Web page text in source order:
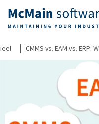
| CMMS vs. EAM vs.